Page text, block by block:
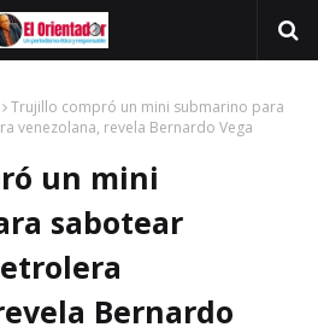
Trujillo compró un mini submarino para
venezolana, revela Bernardo Vega
un mini
sabotear
Bernardo